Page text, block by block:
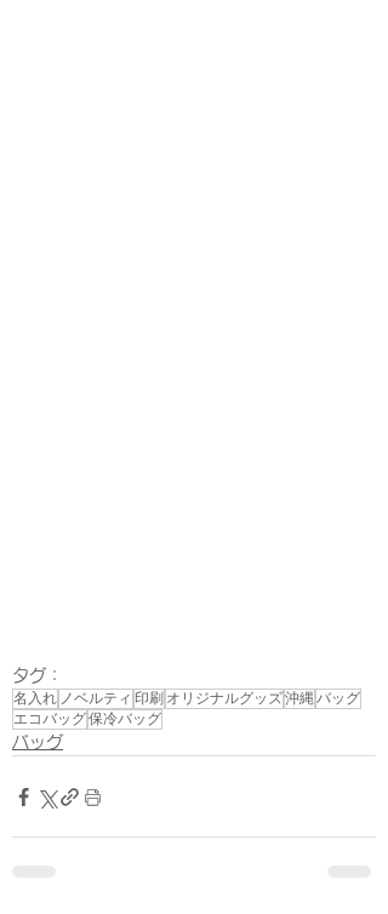
タグ：
名入れ ノベルティ 印刷 オリジナルグッズ沖縄バッグ
エコバッグ保冷バッグ
バッグ